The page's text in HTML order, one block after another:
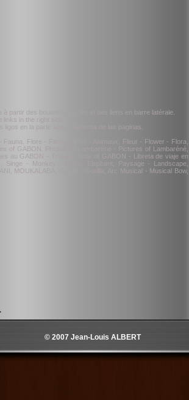
partir des boutons d’accès et des liens en barre latérale.
in the right side.
en la parte lateral derecha de las paginas.
Flore - Flora, Animal - Animaux, Fleur - Flower - Flora,
of GABON, Photos de Lambaréné - Pictures of Lambaréné,
au GABON - Travel’s book of GABON - Libreta de viaje en
Singe - Monkey - Mono, Elephant, Paysage - Landscape,
MOUKALABA, Gorille - Gorilla, Arc Musical - Musical Bow,
© 2007 Jean-Louis ALBERT